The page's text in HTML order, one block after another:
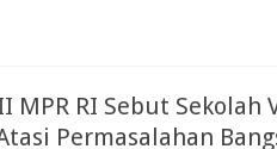
MPR RI Sebut Sekolah
Permasalahan